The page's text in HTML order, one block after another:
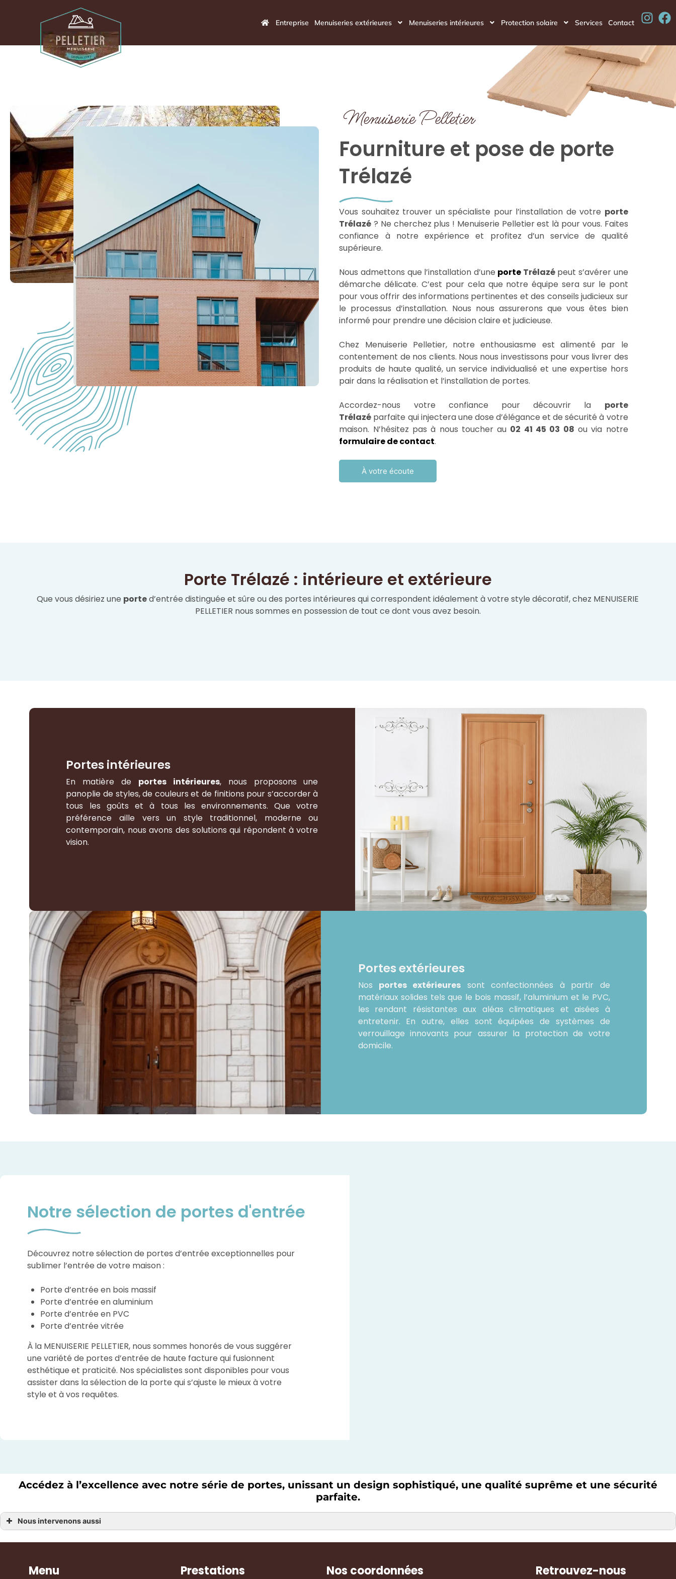
Entreprise Menuiseries extérieures Menuiseries intérieures Protection solaire Services Contact
Menuiserie Pelletier
Fourniture et pose de porte
Trélazé
Vous souhaitez trouver un spécialiste pour l’installation de votre porte
Trélazé ? Ne cherchez plus ! Menuiserie Pelletier est là pour vous. Faites
confiance à notre expérience et profitez d’un service de qualité
supérieure.
Nous admettons que l’installation d’une porteTrélazépeut s’avérer une
démarche délicate. C’est pour cela que notre équipe sera sur le pont
pour vous offrir des informations pertinentes et des conseils judicieux sur
le processus d’installation. Nous nous assurerons que vous êtes bien
informé pour prendre une décision claire et judicieuse.
Chez Menuiserie Pelletier, notre enthousiasme est alimenté par le
contentement de nos clients. Nous nous investissons pour vous livrer des
produits de haute qualité, un service individualisé et une expertise hors
pair dans la réalisation et l’installation de portes.
Accordez-nous votre confiance pour découvrir la porte
Trélazé parfaite qui injectera une dose d’élégance et de sécurité à votre
maison. N’hésitez pas à nous toucher au 02 41 45 03 08 ou via notre
formulaire de contact.
À votre écoute
Porte Trélazé : intérieure et extérieure
Que vous désiriez une ported’entrée distinguée et sûre ou des portes intérieures qui correspondent idéalement à votre style décoratif, chez MENUISERIE
PELLETIER nous sommes en possession de tout ce dont vous avez besoin.
Portes intérieures
En matière de portes intérieures, nous proposons une
panoplie de styles, de couleurs et de finitions pour s’accorder à
tous les goûts et à tous les environnements. Que votre
préférence aille vers un style traditionnel, moderne ou
contemporain, nous avons des solutions qui répondent à votre
vision.
Portes extérieures
Nos portes extérieures sont confectionnées à partir de
matériaux solides tels que le bois massif, l’aluminium et le PVC,
les rendant résistantes aux aléas climatiques et aisées à
entretenir. En outre, elles sont équipées de systèmes de
verrouillage innovants pour assurer la protection de votre
domicile.
Notre sélection de portes d'entrée
Découvrez notre sélection de portes d’entrée exceptionnelles pour
sublimer l’entrée de votre maison :
Porte d’entrée en bois massif
Porte d’entrée en aluminium
Porte d’entrée en PVC
Porte d’entrée vitrée
À la MENUISERIE PELLETIER, nous sommes honorés de vous suggérer
une variété de portes d’entrée de haute facture qui fusionnent
esthétique et praticité. Nos spécialistes sont disponibles pour vous
assister dans la sélection de la porte qui s’ajuste le mieux à votre
style et à vos requêtes.
Accédez à l’excellence avec notre série de portes, unissant un design sophistiqué, une qualité suprême et une sécurité
parfaite.
Nous intervenons aussi
Porte Baugé-en-Anjou
Menu Prestations Nos coordonnées Retrouvez-nous